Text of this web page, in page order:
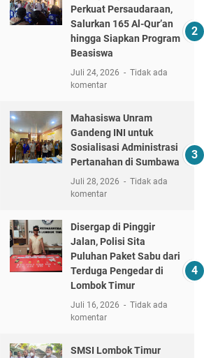
Perkuat Persaudaraan,
Salurkan 165 Al-Qur’an
hingga Siapkan Program
Beasiswa
Juli 24, 2026
Tidak ada
komentar
Mahasiswa Unram
Gandeng INI untuk
Sosialisasi Administrasi
Pertanahan di Sumbawa
Juli 28, 2026
Tidak ada
komentar
Disergap di Pinggir
Jalan, Polisi Sita
Puluhan Paket Sabu dari
Terduga Pengedar di
Lombok Timur
Juli 16, 2026
Tidak ada
komentar
SMSI Lombok Timur